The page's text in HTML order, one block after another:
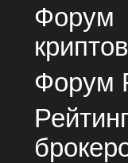
Форум
Форум